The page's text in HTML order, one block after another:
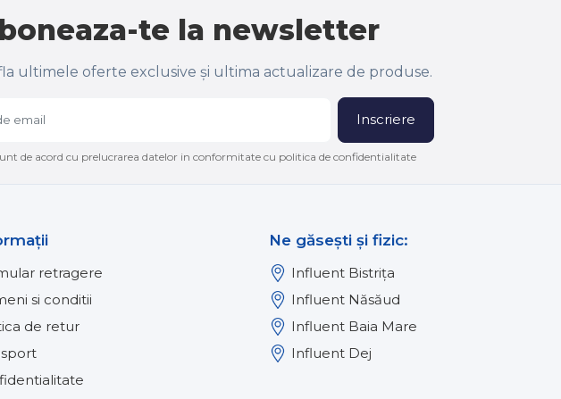
te la newsletter
ultimele oferte exclusive și ultima actualizare de produse.
Inscriere
de acord cu prelucrarea datelor in conformitate cu politica de confidentialitate
retragere
si conditii
de retur
Ne găsești și fizic:
Influent Bistrița
Influent Năsăud
Influent Baia Mare
Influent Dej